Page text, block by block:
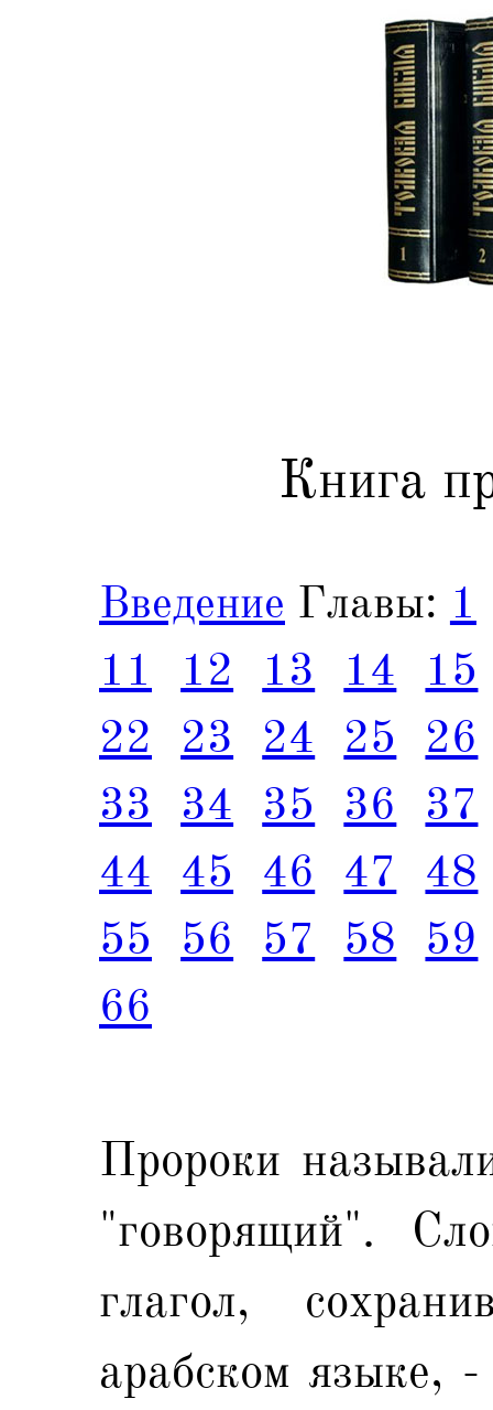
Книга
Введение Главы: 1
11
12 13 14
15
22
23 24 25
26
33
34 35 36
37
44 45 46 47
48
55
56 57 58
59
66
Пророки
"говорящий".
глагол,
арабском языке,